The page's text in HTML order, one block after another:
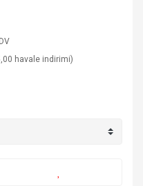
havale indirimi)